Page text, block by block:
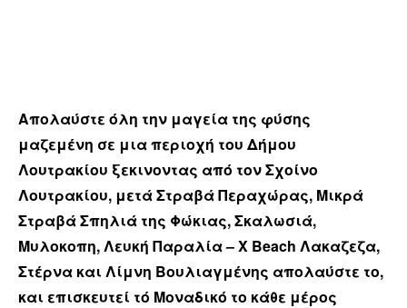
Απολαύστε όλη την μαγεία της φύσης
μαζεμένη σε μια περιοχή του Δήμου
Λουτρακίου ξεκινοντας από τον Σχοίνο
Λουτρακίου, μετά Στραβά Περαχώρας, Μικρά
Στραβά Σπηλιά της Φώκιας, Σκαλωσιά,
Μυλοκοπη, Λευκή Παραλία – X Beach Λακαζεζα,
Στέρνα και Λίμνη Βουλιαγμένης απολαύστε το,
και επισκευτεί τό Μοναδικό το κάθε μέρος